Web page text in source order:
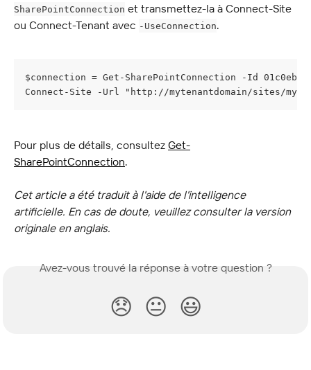
SharePointConnection et transmettez-la à Connect-Site
ou Connect-Tenant avec -UseConnection.
$connection = Get-SharePointConnection -Id
Connect-Site -Url "http://mytenantdomain/sites/
Pour plus de détails, consultez Get-
SharePointConnection.
Cet article a été traduit à l'aide de l'intelligence
artificielle. En cas de doute, veuillez consulter la version
originale en anglais.
Avez-vous trouvé la réponse à votre question ?
😞 😐 😃